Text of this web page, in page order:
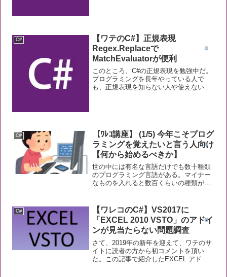
C#
【ワテのC#】正規表現
Regex.Replaceで
MatchEvaluatorが便利
このところ、C#の正規表現を勉強中だ。
プログラミングを長年やっている人で
も、正規表現を知らない人や使えない人
C#
【ﾜﾚｺ講座】 (1/5) 今年こそプログ
ラミングを覚えたいと言う人向け
【何から始めるべきか】
世の中には有名な言語だけでも数十種類
のプログラミング言語がある。マイナー
なものを入れると数百くらいの種類があ
最近では専ら（もっぱら）マイクロソフ
ト社のC#（シーシャー...
C#
【ワレコのC#】VS2017に
「EXCEL 2010 VSTO」のアドイ
ンが見当たらない問題調査
さて、2019年の新年を迎えて、ワテのサ
イトに読者の方から初コメントを頂い
た。この記事で紹介したEXCEL アドイ